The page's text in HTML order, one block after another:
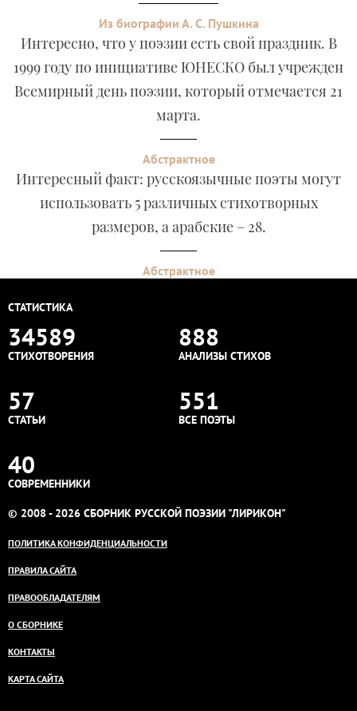
Из биографии А. С. Пушкина
Интересно, что у поэзии есть свой праздник. В
1999 году по инициативе ЮНЕСКО был учрежден
Всемирный день поэзии, который отмечается 21
марта.
Абстрактное
Интересный факт: русскоязычные поэты могут
использовать 5 различных стихотворных
размеров, а арабские – 28.
Абстрактное
СТАТИСТИКА
34589
СТИХОТВОРЕНИЯ
888
АНАЛИЗЫ СТИХОВ
57
СТАТЬИ
551
ВСЕ ПОЭТЫ
40
СОВРЕМЕННИКИ
© 2008 - 2026 СБОРНИК РУССКОЙ ПОЭЗИИ "ЛИРИКОН"
ПОЛИТИКА КОНФИДЕНЦИАЛЬНОСТИ
ПРАВИЛА САЙТА
ПРАВООБЛАДАТЕЛЯМ
О СБОРНИКЕ
КОНТАКТЫ
КАРТА САЙТА